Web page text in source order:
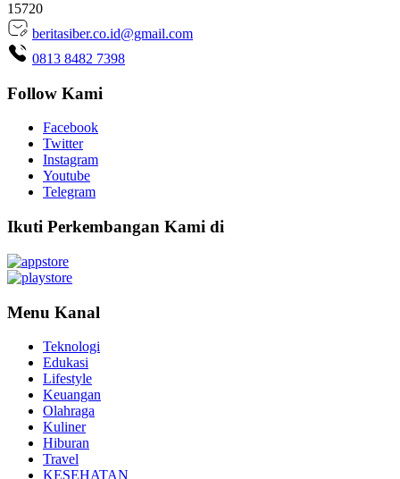
15720
beritasiber.co.id@gmail.com
0813 8482 7398
Follow Kami
Facebook
Twitter
Instagram
Youtube
Telegram
Ikuti Perkembangan Kami di
Menu Kanal
Teknologi
Edukasi
Lifestyle
Keuangan
Olahraga
Kuliner
Hiburan
Travel
KESEHATAN